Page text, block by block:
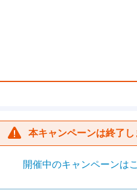
本キャンペーンは終了し
開催中のキャンペーンは